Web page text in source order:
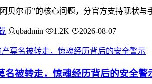
贝尔币”的核心问题，分官方支持现状
qbadmin 1.2K 2026-08-07
名被转走，惊魂经历背后的安全警